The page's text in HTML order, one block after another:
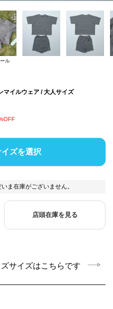
ル
マイルウェア / 大人サイズ
ズを選択
ま在庫がございません。
店頭在庫を見る
サイズはこちらです